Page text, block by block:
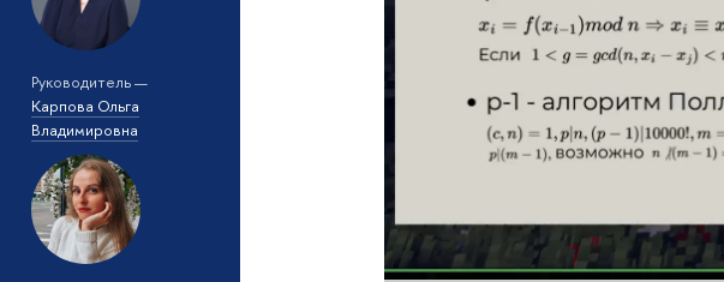
Руководитель —
Карпова Ольга
Владимировна